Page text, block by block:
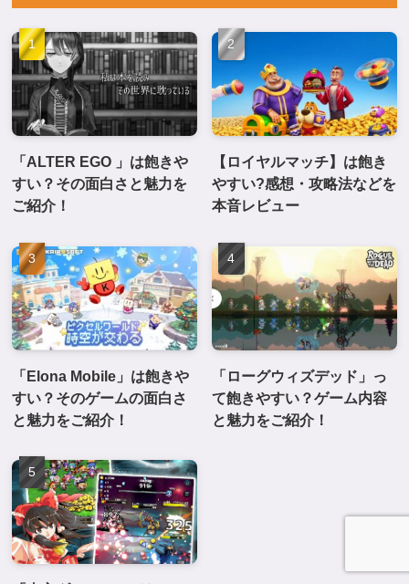
「ALTER EGO 」は飽きや
すい？その面白さと魅力を
ご紹介！
【ロイヤルマッチ】は飽き
やすい?感想・攻略法などを
本音レビュー
「Elona Mobile」は飽きや
すい？そのゲームの面白さ
と魅力をご紹介！
「ローグウィズデッド」っ
て飽きやすい？ゲーム内容
と魅力をご紹介！